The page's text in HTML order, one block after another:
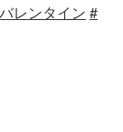
レンタイン #